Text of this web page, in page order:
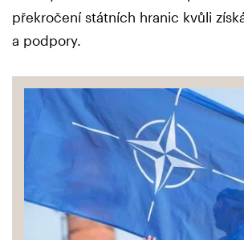
překročení státních hranic kvůli
a podpory.